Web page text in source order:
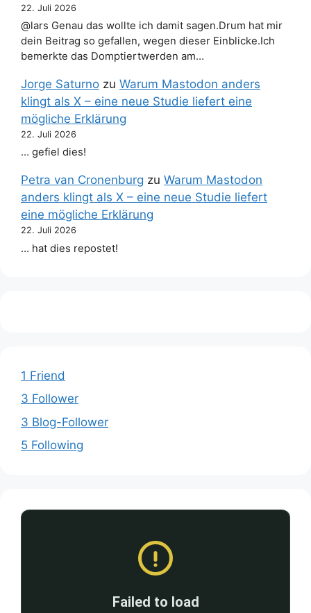
22. Juli 2026
@lars Genau das wollte ich damit sagen.Drum hat mir
dein Beitrag so gefallen, wegen dieser Einblicke.Ich
bemerkte das Domptiertwerden am…
Jorge Saturno zu Warum Mastodon anders
klingt als X – eine neue Studie liefert eine
mögliche Erklärung
22. Juli 2026
… gefiel dies!
Petra van Cronenburg zu Warum Mastodon
anders klingt als X – eine neue Studie liefert
eine mögliche Erklärung
22. Juli 2026
… hat dies repostet!
1 Friend
3 Follower
3 Blog-Follower
5 Following